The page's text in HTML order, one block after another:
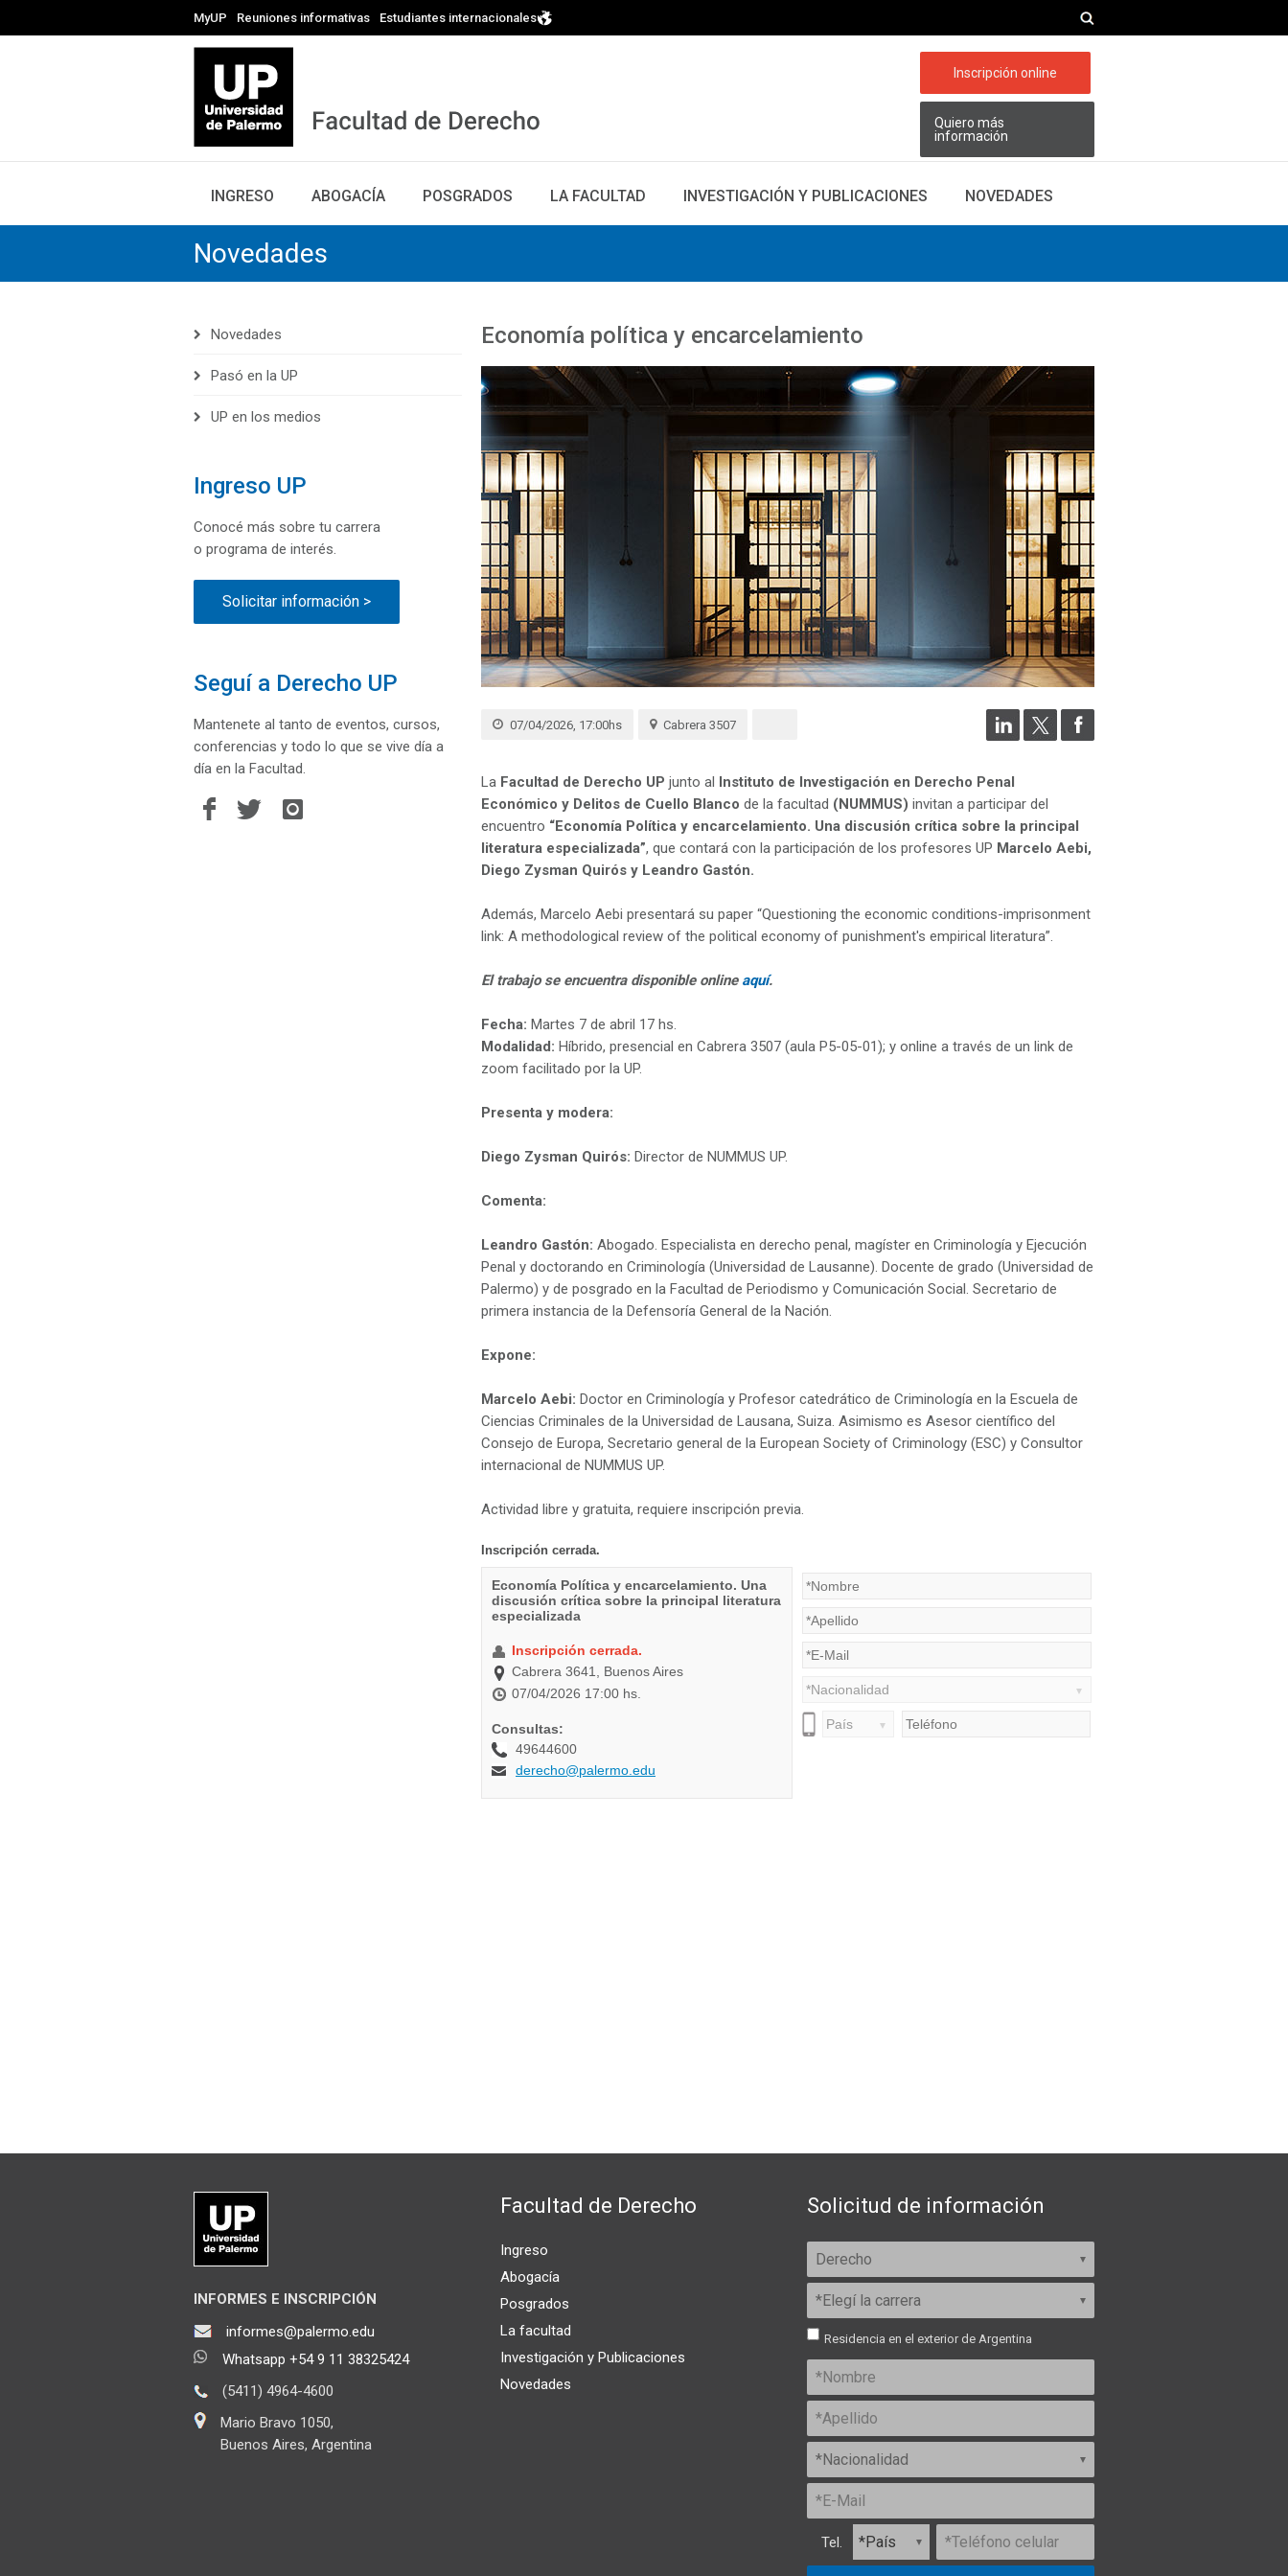
MyUP Reuniones informativas Estudiantes internacionales
Inscripción online
Quiero más
información
INGRESO ABOGACÍA POSGRADOS LA FACULTAD INVESTIGACIÓN Y PUBLICACIONES NOVEDADES
Novedades
Economía política y encarcelamiento
07/04/2026, 17:00hs Cabrera 3507
La Facultad de Derecho UP junto al Instituto de Investigación en Derecho Penal
Económico y Delitos de Cuello Blanco de la facultad (NUMMUS) invitan a participar del
encuentro “Economía Política y encarcelamiento. Una discusión crítica sobre la principal
literatura especializada”, que contará con la participación de los profesores UP Marcelo Aebi,
Diego Zysman Quirós y Leandro Gastón.
Además, Marcelo Aebi presentará su paper “Questioning the economic conditions-imprisonment
link: A methodological review of the political economy of punishment's empirical literatura”.
El trabajo se encuentra disponible online aquí.
Fecha: Martes 7 de abril 17 hs.
Modalidad: Híbrido, presencial en Cabrera 3507 (aula P5-05-01); y online a través de un link de
zoom facilitado por la UP.
Presenta y modera:
Diego Zysman Quirós: Director de NUMMUS UP.
Comenta:
Leandro Gastón: Abogado. Especialista en derecho penal, magíster en Criminología y Ejecución
Penal y doctorando en Criminología (Universidad de Lausanne). Docente de grado (Universidad de
Palermo) y de posgrado en la Facultad de Periodismo y Comunicación Social. Secretario de
primera instancia de la Defensoría General de la Nación.
Expone:
Marcelo Aebi: Doctor en Criminología y Profesor catedrático de Criminología en la Escuela de
Ciencias Criminales de la Universidad de Lausana, Suiza. Asimismo es Asesor científico del
Consejo de Europa, Secretario general de la European Society of Criminology (ESC) y Consultor
internacional de NUMMUS UP.
Actividad libre y gratuita, requiere inscripción previa.
Novedades
Pasó en la UP
UP en los medios
Ingreso UP
Conocé más sobre tu carrera
o programa de interés.
Solicitar información >
Seguí a Derecho UP
Mantenete al tanto de eventos, cursos,
conferencias y todo lo que se vive día a
día en la Facultad.
INFORMES E INSCRIPCIÓN
informes@palermo.edu
Whatsapp +54 9 11 38325424
(5411) 4964-4600
Mario Bravo 1050,
Buenos Aires, Argentina
Facultad de Derecho
Ingreso
Abogacía
Posgrados
La facultad
Investigación y Publicaciones
Novedades
Solicitud de información
Residencia en el exterior de Argentina
Tel.